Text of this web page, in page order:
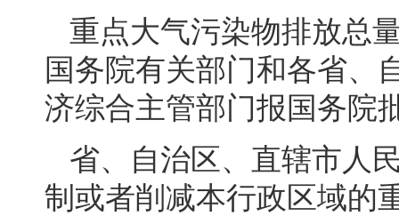
重点大气污染物排放总
国务院有关部门和各省、
济综合主管部门报国务院
省、自治区、直辖市人
制或者削减本行政区域的